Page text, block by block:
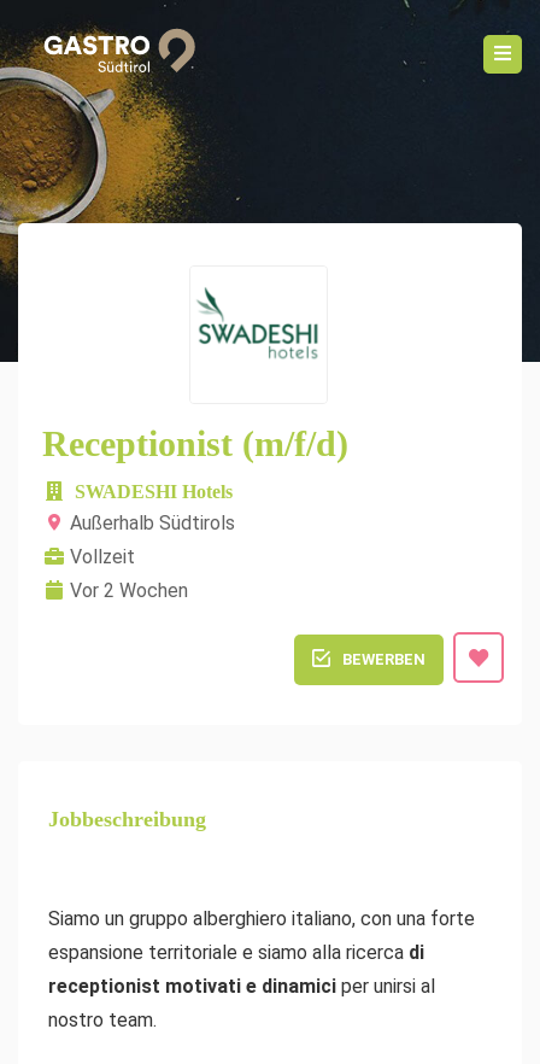
Receptionist (m/f/d)
SWADESHI Hotels
Außerhalb Südtirols
Vollzeit
Vor 2 Wochen
BEWERBEN
Jobbeschreibung
Siamo un gruppo alberghiero italiano, con una forte
espansione territoriale e siamo alla ricerca di
receptionist motivati e dinamici per unirsi al
nostro team.